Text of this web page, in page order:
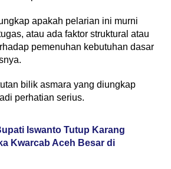
apakah pelarian ini murni
atau ada faktor struktural atau
pemenuhan kebutuhan dasar
bilik asmara yang diungkap
perhatian serius.
Iswanto Tutup Karang
Kwarcab Aceh Besar di